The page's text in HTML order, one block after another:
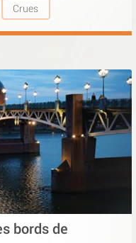
Crues
bords de